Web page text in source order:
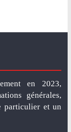
en 2023,
générales,
particulier et un